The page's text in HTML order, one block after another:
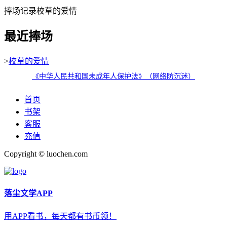
捧场记录校草的爱情
最近捧场
>校草的爱情
《中华人民共和国未成年人保护法》（网络防沉迷）
首页
书架
客服
充值
Copyright © luochen.com
落尘文学APP
用APP看书，每天都有书币领！